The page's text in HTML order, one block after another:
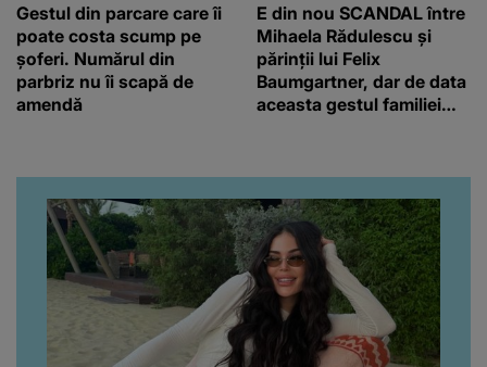
Gestul din parcare care îi
poate costa scump pe
șoferi. Numărul din
parbriz nu îi scapă de
amendă
E din nou SCANDAL între
Mihaela Rădulescu și
părinții lui Felix
Baumgartner, dar de data
aceasta gestul familiei
noastră! Fostei
prezentatoare nici că-i
vine să creadă că s-a
ajuns până aici, dar e
adevărat, au făcut-o și pe
asta! Și ce a ieșit la iveală
ar fi prea mult pentru
oricine: "Cu… mine, fata
româncă...”